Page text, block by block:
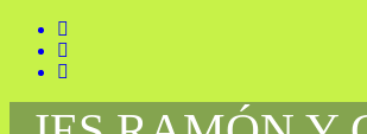
Saltar
contenido